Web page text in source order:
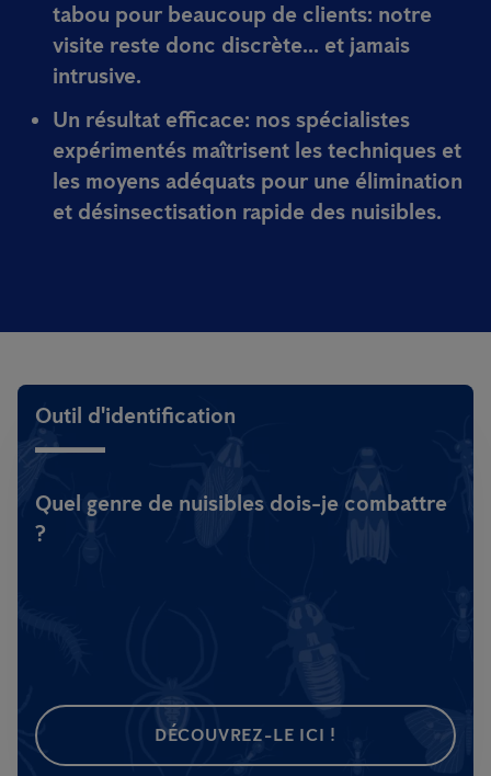
tabou pour beaucoup de clients: notre
visite reste donc discrète... et jamais
intrusive.
Un résultat efficace: nos spécialistes
expérimentés maîtrisent les techniques et
les moyens adéquats pour une élimination
et désinsectisation rapide des nuisibles.
Outil d'identification
Quel genre de nuisibles dois-je combattre
?
DÉCOUVREZ-LE ICI !